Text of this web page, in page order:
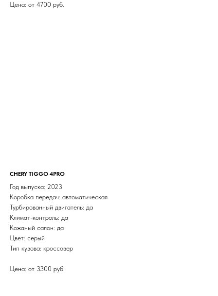
Цена: от 4700 руб.
CHERY TIGGO 4PRO
Год выпуска: 2023
Коробка передач: автоматическая
Турбированный двигатель: да
Климат-контроль: да
Кожаный салон: да
Цвет: серый
Тип кузова: кроссовер
Цена: от 3300 руб.